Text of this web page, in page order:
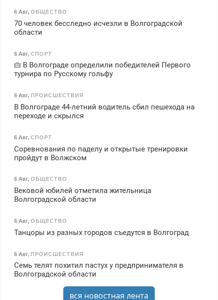
6 Авг, ОБЩЕСТВО
70 человек бесследно исчезли в Волгоградской
области
6 Авг, СПОРТ
В Волгограде определили победителей Первого
турнира по Русскому гольфу
6 Авг, ПРОИСШЕСТВИЯ
В Волгограде 44-летний водитель сбил пешехода на
переходе и скрылся
6 Авг, СПОРТ
Соревнования по паделу и открытые тренировки
пройдут в Волжском
6 Авг, ОБЩЕСТВО
Вековой юбилей отметила жительница
Волгоградской области
6 Авг, ОБЩЕСТВО
Танцоры из разных городов съедутся в Волгоград
6 Авг, ПРОИСШЕСТВИЯ
Семь телят похитил пастух у предпринимателя в
Волгоградской области
вся новостная лента